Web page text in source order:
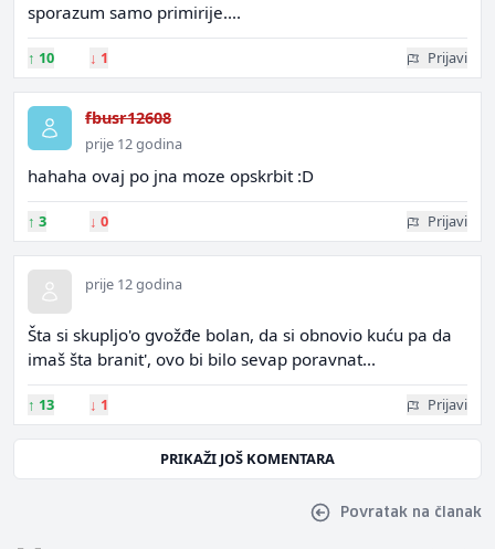
sporazum samo primirije....
↑ 10 ↓ 1 Prijavi
fbusr12608
prije 12 godina
hahaha ovaj po jna moze opskrbit :D
↑ 3 ↓ 0 Prijavi
prije 12 godina
Šta si skupljo'o gvožđe bolan, da si obnovio kuću pa da
imaš šta branit', ovo bi bilo sevap poravnat...
↑ 13 ↓ 1 Prijavi
PRIKAŽI JOŠ KOMENTARA
Povratak na članak